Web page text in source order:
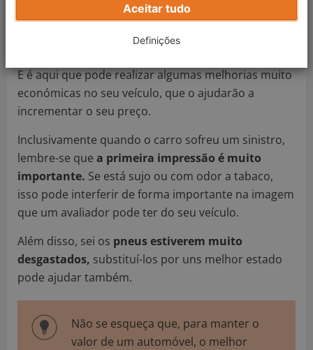
acessórios (tapetes, interior das portas, sistema de
E é aqui que pode realizar algumas melhorias muito
económicas no seu veículo, que o ajudarão a
incrementar o seu preço.
Inclusivamente quando o carro sofreu um sinistro,
lembre-se que a primeira impressão é muito
importante. Se está sujo ou com odor a tabaco,
isso pode interferir de forma importante na imagem
que um avaliador pode ter do seu veículo.
Além disso, sei os pneus estiverem muito
desgastados, substituí-los por uns melhor estado
pode ajudar também.
Não se esqueça que, para manter o
valor de um automóvel, o melhor
Aceitar tudo
Definições